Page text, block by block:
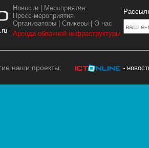
Новости
Мероприятия
Пресс-мероприятия
Организаторы |Спикеры |О нас
Аренда облачной инфраструктуры
наши проекты: -